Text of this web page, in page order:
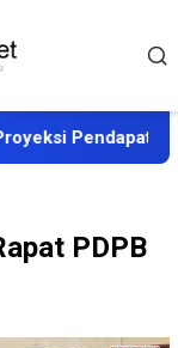
Pendapatan Rp1,8
PDPB